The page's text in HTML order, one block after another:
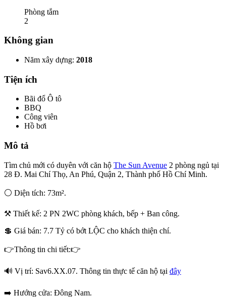
Phòng tắm
2
Không gian
Năm xây dựng: 2018
Tiện ích
Bãi đổ Ô tô
BBQ
Công viên
Hồ bơi
Mô tả
Tìm chủ mới có duyên với căn hộ The Sun Avenue 2 phòng ngủ tại
28 Đ. Mai Chí Thọ, An Phú, Quận 2, Thành phố Hồ Chí Minh.
⚪️ Diện tích: 73m².
⚒ Thiết kế: 2 PN 2WC phòng khách, bếp + Ban công.
💲 Giá bán: 7.7 Tỷ có bớt LỘC cho khách thiện chí.
👉Thông tin chi tiết:👉
🔊 Vị trí: Sav6.XX.07. Thông tin thực tế căn hộ tại đây
➡️ Hướng cửa: Đông Nam.